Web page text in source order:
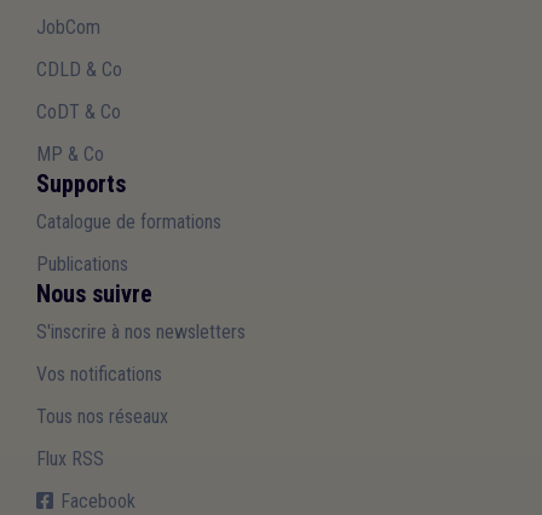
JobCom
CDLD & Co
CoDT & Co
MP & Co
Supports
Catalogue de formations
Publications
Nous suivre
S'inscrire à nos newsletters
Vos notifications
Tous nos réseaux
Flux RSS
Facebook